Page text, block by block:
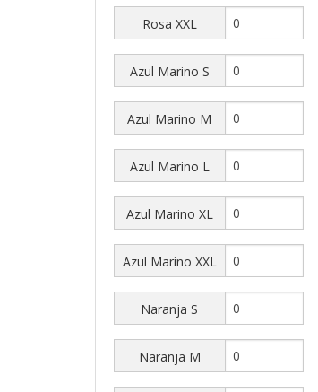
Rosa XXL
Azul Marino S
Azul Marino M
Azul Marino L
Azul Marino XL
Azul Marino XXL
Naranja S
Naranja M